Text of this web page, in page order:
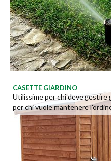
CASETTE GIARDINO
Utilissime per chi deve gestire
per chi vuole mantenere